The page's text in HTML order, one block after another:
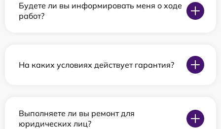
Будете ли вы информировать меня о ходе
работ?
На каких условиях действует гарантия?
Выполняете ли вы ремонт для
юридических лиц?